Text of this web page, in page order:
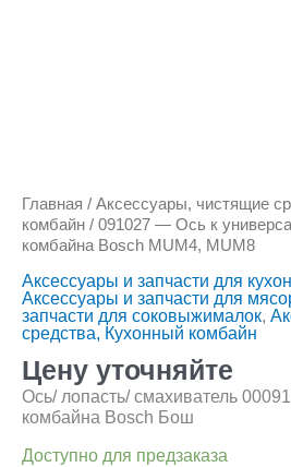
Главная / Аксессуары, чистящие
комбайн / 091027 — Ось к
комбайна Bosch MUM4, MUM8
Аксессуары и запчасти для
Аксессуары и запчасти для
запчасти для соковыжималок,
средства, Кухонный комбайн
Цену уточняйте
Ось/ лопасть/ смахиватель
комбайна Bosch Бош
Доступно для предзаказа